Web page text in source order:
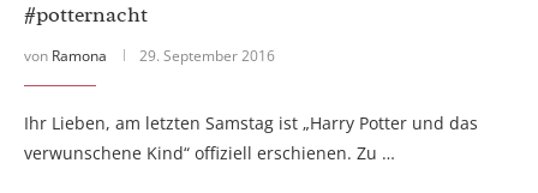
#potternacht
von Ramona 29. September 2016
Ihr Lieben, am letzten Samstag ist „Harry Potter und das
verwunschene Kind“ offiziell erschienen. Zu …